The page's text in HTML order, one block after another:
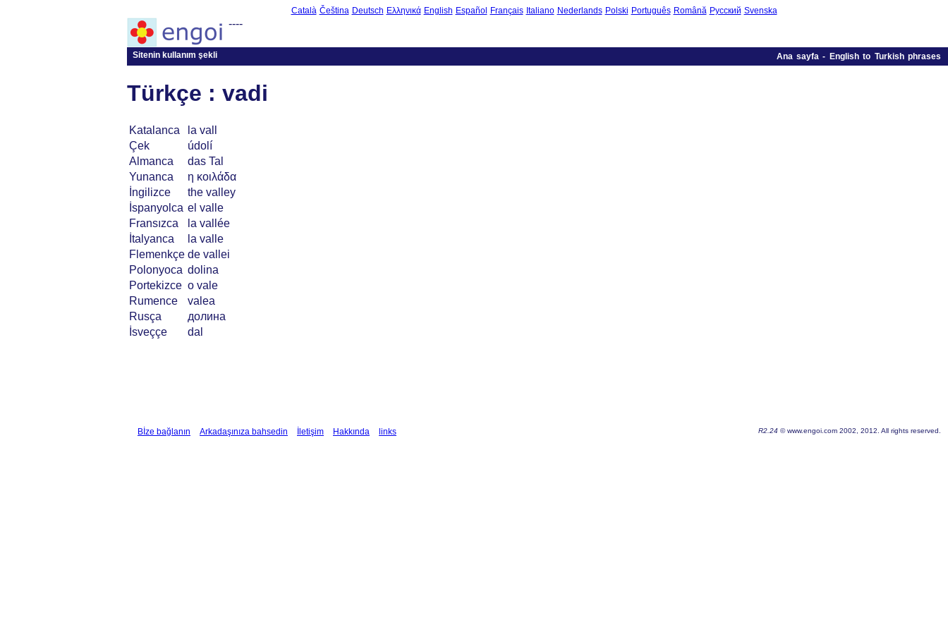
Català Čeština Deutsch Ελληνικά English Español Français Italiano Nederlands Polski Português Română Русский Svenska
----
Sitenin kullanım şekli Ana sayfa- English to Turkish phrases
Türkçe : vadi
Katalanca
la vall
Çek
údolí
Almanca
das Tal
Yunanca
η κοιλάδα
İngilizce
the valley
İspanyolca el valle
Fransızca
la vallée
İtalyanca
la valle
Flemenkçe de vallei
Polonyoca dolina
Portekizce o vale
Rumence
valea
Rusça
долина
İsveççe
dal
Bİze bağlanın Arkadaşınıza bahsedin İletişim Hakkında links R2.24 © www.engoi.com 2002, 2012. All rights reserved.